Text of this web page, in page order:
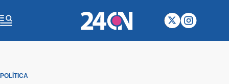
POLÍTICA